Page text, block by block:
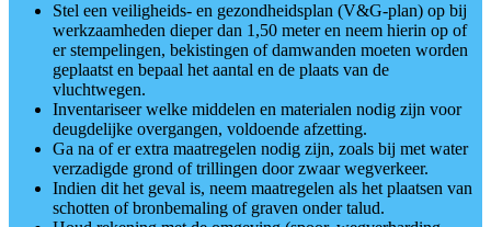
Stel een veiligheids- en gezondheidsplan (V&G-plan) op bij
werkzaamheden dieper dan 1,50 meter en neem hierin op of
er stempelingen, bekistingen of damwanden moeten worden
geplaatst en bepaal het aantal en de plaats van de
vluchtwegen.
Inventariseer welke middelen en materialen nodig zijn voor
deugdelijke overgangen, voldoende afzetting.
Ga na of er extra maatregelen nodig zijn, zoals bij met water
verzadigde grond of trillingen door zwaar wegverkeer.
Indien dit het geval is, neem maatregelen als het plaatsen van
schotten of bronbemaling of graven onder talud.